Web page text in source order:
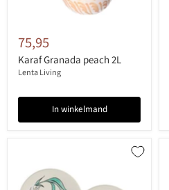
75,95
Karaf Granada peach 2L
Lenta Living
In winkelmand